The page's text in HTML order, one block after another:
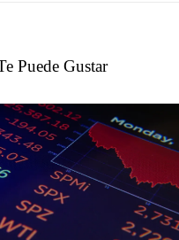
Puede Gustar